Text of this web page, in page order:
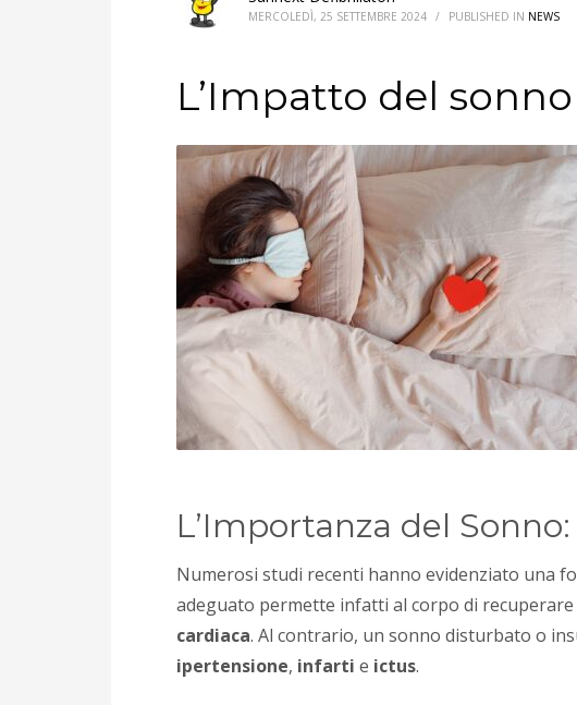
MERCOLEDÌ, 25 SETTEMBRE 2024 / PUBLISHED IN NEWS
L’Impatto del
L’Importanza del
Numerosi studi recenti hanno evidenziato una
adeguato permette infatti al corpo di
cardiaca. Al contrario, un sonno disturbato o
ipertensione, infarti e ictus.